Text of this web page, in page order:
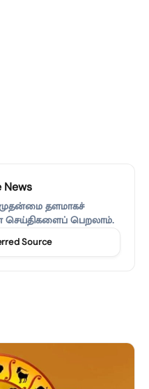
News
தளமாகச்
செய்திகளைப் பெறலாம்.
Source